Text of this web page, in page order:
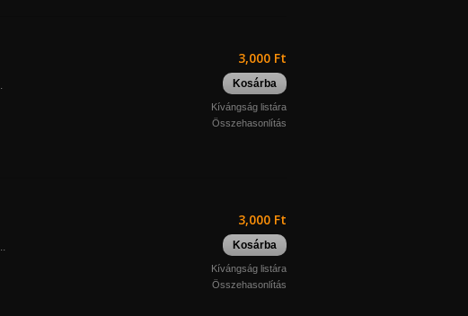
3,000 Ft
Kosárba
Kívángság listára
Összehasonlítás
3,000 Ft
Kosárba
Kívángság listára
Összehasonlítás